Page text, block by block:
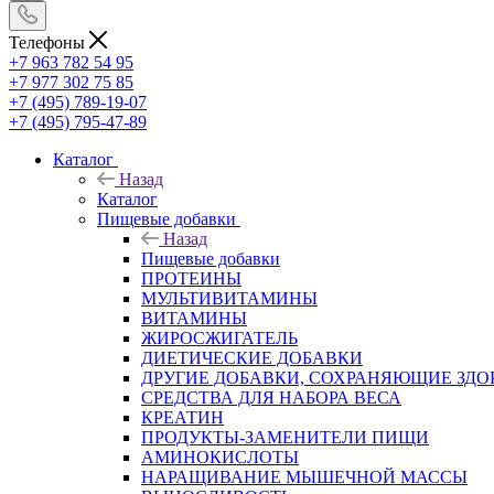
Телефоны
+7 963 782 54 95
+7 977 302 75 85
+7 (495) 789-19-07
+7 (495) 795-47-89
Каталог
Назад
Каталог
Пищевые добавки
Назад
Пищевые добавки
ПРОТЕИНЫ
МУЛЬТИВИТАМИНЫ
ВИТАМИНЫ
ЖИРОСЖИГАТЕЛЬ
ДИЕТИЧЕСКИЕ ДОБАВКИ
ДРУГИЕ ДОБАВКИ, СОХРАНЯЮЩИЕ
СРЕДСТВА ДЛЯ НАБОРА ВЕСА
КРЕАТИН
ПРОДУКТЫ-ЗАМЕНИТЕЛИ ПИЩИ
АМИНОКИСЛОТЫ
НАРАЩИВАНИЕ МЫШЕЧНОЙ МАССЫ